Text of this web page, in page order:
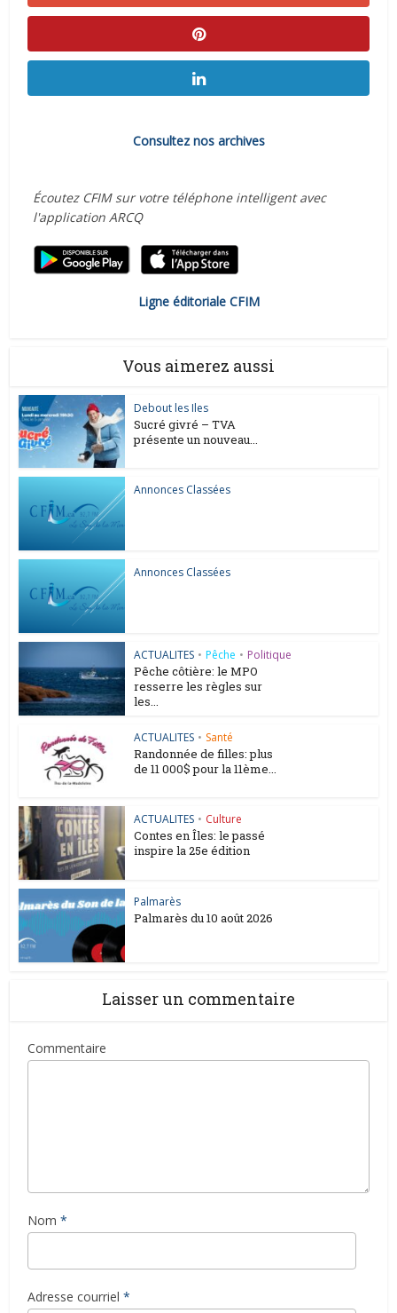
Consultez nos archives
Écoutez CFIM sur votre téléphone intelligent avec
l'application ARCQ
Ligne éditoriale CFIM
Vous aimerez aussi
Debout les Iles
Sucré givré – TVA
présente un nouveau...
Annonces Classées
Annonces Classées
ACTUALITES • Pêche • Politique
Pêche côtière: le MPO
resserre les règles sur
les...
ACTUALITES • Santé
Randonnée de filles: plus
de 11 000$ pour la 11ème...
ACTUALITES • Culture
Contes en Îles: le passé
inspire la 25e édition
Palmarès
Palmarès du 10 août 2026
Laisser un commentaire
Commentaire
Nom *
Adresse courriel *